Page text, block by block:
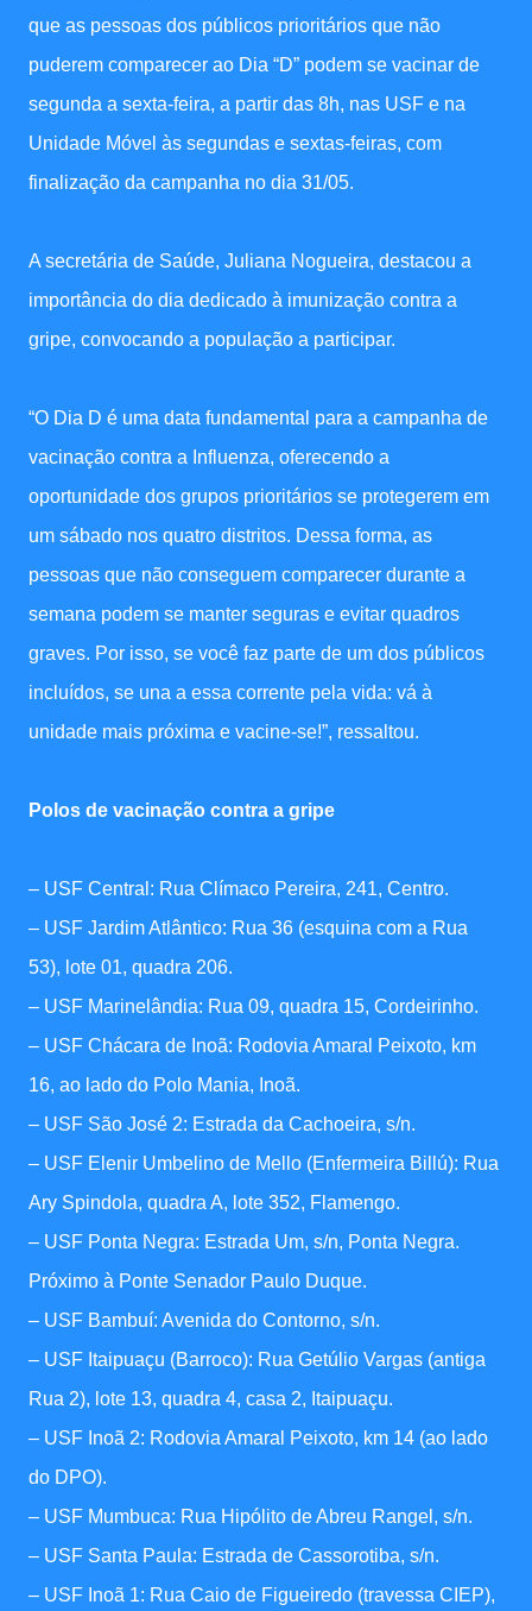
que as pessoas dos públicos prioritários que não
puderem comparecer ao Dia “D” podem se vacinar de
segunda a sexta-feira, a partir das 8h, nas USF e na
Unidade Móvel às segundas e sextas-feiras, com
finalização da campanha no dia 31/05.
A secretária de Saúde, Juliana Nogueira, destacou a
importância do dia dedicado à imunização contra a
gripe, convocando a população a participar.
“O Dia D é uma data fundamental para a campanha de
vacinação contra a Influenza, oferecendo a
oportunidade dos grupos prioritários se protegerem em
um sábado nos quatro distritos. Dessa forma, as
pessoas que não conseguem comparecer durante a
semana podem se manter seguras e evitar quadros
graves. Por isso, se você faz parte de um dos públicos
incluídos, se una a essa corrente pela vida: vá à
unidade mais próxima e vacine-se!”, ressaltou.
Polos de vacinação contra a gripe
– USF Central: Rua Clímaco Pereira, 241, Centro.
– USF Jardim Atlântico: Rua 36 (esquina com a Rua
53), lote 01, quadra 206.
– USF Marinelândia: Rua 09, quadra 15, Cordeirinho.
– USF Chácara de Inoã: Rodovia Amaral Peixoto, km
16, ao lado do Polo Mania, Inoã.
– USF São José 2: Estrada da Cachoeira, s/n.
– USF Elenir Umbelino de Mello (Enfermeira Billú): Rua
Ary Spindola, quadra A, lote 352, Flamengo.
– USF Ponta Negra: Estrada Um, s/n, Ponta Negra.
Próximo à Ponte Senador Paulo Duque.
– USF Bambuí: Avenida do Contorno, s/n.
– USF Itaipuaçu (Barroco): Rua Getúlio Vargas (antiga
Rua 2), lote 13, quadra 4, casa 2, Itaipuaçu.
– USF Inoã 2: Rodovia Amaral Peixoto, km 14 (ao lado
do DPO).
– USF Mumbuca: Rua Hipólito de Abreu Rangel, s/n.
– USF Santa Paula: Estrada de Cassorotiba, s/n.
– USF Inoã 1: Rua Caio de Figueiredo (travessa CIEP),